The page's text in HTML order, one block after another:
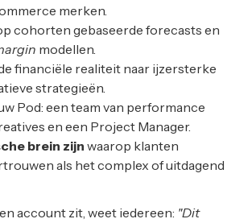
merken.
cohorten gebaseerde forecasts en
modellen.
financiële realiteit naar ijzersterke
strategieën.
Pod: een team van performance
en een Project Manager.
brein zijn waarop klanten
als het complex of uitdagend
account zit, weet iedereen: "Dit